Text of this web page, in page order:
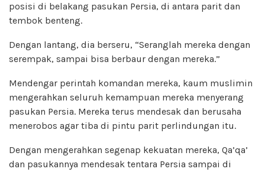
posisi di belakang pasukan Persia, di antara parit dan
tembok benteng.
Dengan lantang, dia berseru, “Seranglah mereka dengan
serempak, sampai bisa berbaur dengan mereka.”
Mendengar perintah komandan mereka, kaum muslimin
mengerahkan seluruh kemampuan mereka menyerang
pasukan Persia. Mereka terus mendesak dan berusaha
menerobos agar tiba di pintu parit perlindungan itu.
Dengan mengerahkan segenap kekuatan mereka, Qa’qa’
dan pasukannya mendesak tentara Persia sampai di